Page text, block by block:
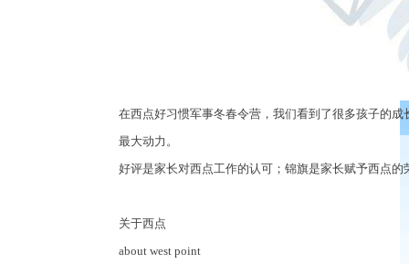
在西点好习惯军事冬春令营 ， 我们看到了很多孩子的成
最大动力 。
好评是家长对西点工作的认可；锦旗是家长赋予西点
关于西点
about west point